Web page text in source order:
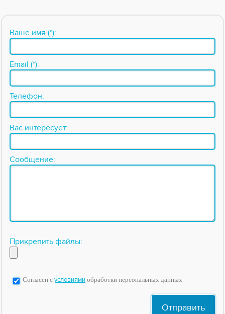
Ваше имя (*):
Email (*):
Телефон:
Вас интересует:
Сообщение:
Прикрепить файлы:
Согласен с условиями обработки персональных данных